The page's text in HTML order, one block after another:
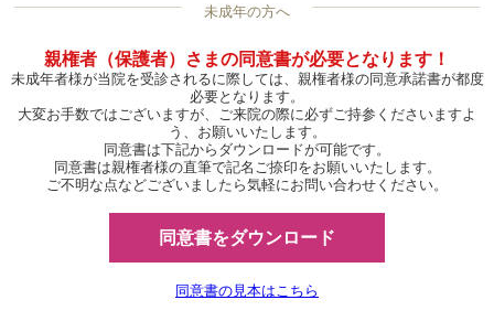
未成年の方へ
親権者（保護者）さまの同意書が必要となります！
未成年者様が当院を受診されるに際しては、親権者様の同意承諾書が都度
必要となります。
大変お手数ではございますが、ご来院の際に必ずご持参くださいますよ
う、お願いいたします。
同意書は下記からダウンロードが可能です。
同意書は親権者様の直筆で記名ご捺印をお願いいたします。
ご不明な点などございましたら気軽にお問い合わせください。
同意書をダウンロード
同意書の見本はこちら